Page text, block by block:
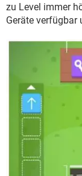
zu Level immer
Geräte verfügbar